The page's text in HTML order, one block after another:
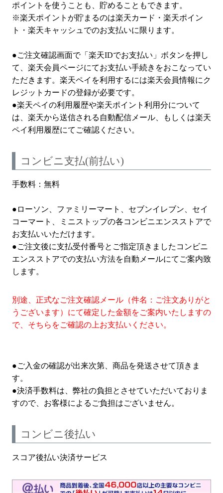
ポイントを使うことも、貯めることもできます。
※楽天ポイントが貯まるのは楽天カード・楽天ポイン
ト・楽天キャッシュでのお支払いに限ります。
●ご注文確認画面で「楽天IDでお支払い」ボタンを押し
て、楽天会員ページにてお支払い手続きをおこなってい
ただきます。楽天ペイを利用するには楽天会員情報にク
レジットカードの登録が必要です。
●楽天ペイの利用履歴や楽天ポイント利用分について
は、楽天から送信される自動配信メール、もしくは楽天
ペイ利用履歴にてご確認ください。
コンビニ支払(前払い)
手数料：無料
●ローソン、ファミリーマート、セブンイレブン、セイ
コーマート、ミニストップの各コンビニエンスストアで
お支払いいただけます。
●ご注文後に支払受付番号とご指定頂きましたコンビニ
エンスストアでの支払い方法を自動メールにてご案内致
します。
別途、正式なご注文確認メール（件名：ご注文ありがと
うございます）にて確定した金額をご案内いたしますの
で、そちらをご確認の上お支払いください。
●ご入金の確認が出来次第、商品を発送させて頂きま
す。
●決済手数料は、弊社の負担とさせていただいておりま
すので、お客様によるご負担はございません。
コンビニ後払い
スコア後払い決済サービス